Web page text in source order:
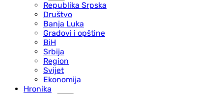
Republika Srpska
Društvo
Banja Luka
Gradovi i opštine
BiH
Srbija
Region
Svijet
Ekonomija
Hronika